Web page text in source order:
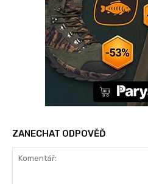
ZANECHAT ODPOVĚĎ